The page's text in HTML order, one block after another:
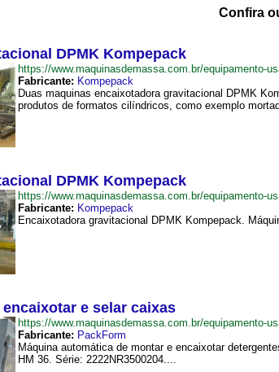
Confira
DPMK Kompepack
https://www.maquinasdemassa.com.br/equipamento-
Fabricante: Kompepack
Duas maquinas encaixotadora gravitacional DPMK
produtos de formatos cilíndricos, como exemplo
DPMK Kompepack
https://www.maquinasdemassa.com.br/equipamento-
Fabricante: Kompepack
Encaixotadora gravitacional DPMK Kompepack.
e selar caixas
https://www.maquinasdemassa.com.br/equipamento-
Fabricante: PackForm
Máquina automática de montar e encaixotar
HM 36. Série: 2222NR3500204....